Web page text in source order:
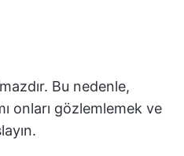
Bu nedenle,
onları gözlemlemek ve